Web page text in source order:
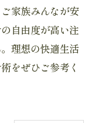
家族みんなが安
自由度が高い注
理想の快適生活
をぜひご参考く